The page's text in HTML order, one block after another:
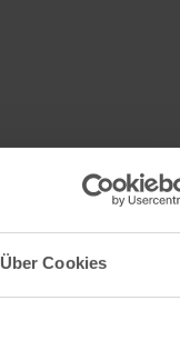
Über Cookies